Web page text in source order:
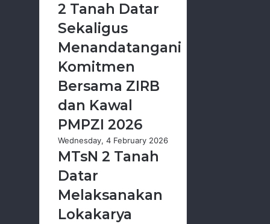
2 Tanah Datar
Sekaligus
Menandatangani
Komitmen
Bersama ZIRB
dan Kawal
PMPZI 2026
Wednesday, 4 February 2026
MTsN 2 Tanah
Datar
Melaksanakan
Lokakarya